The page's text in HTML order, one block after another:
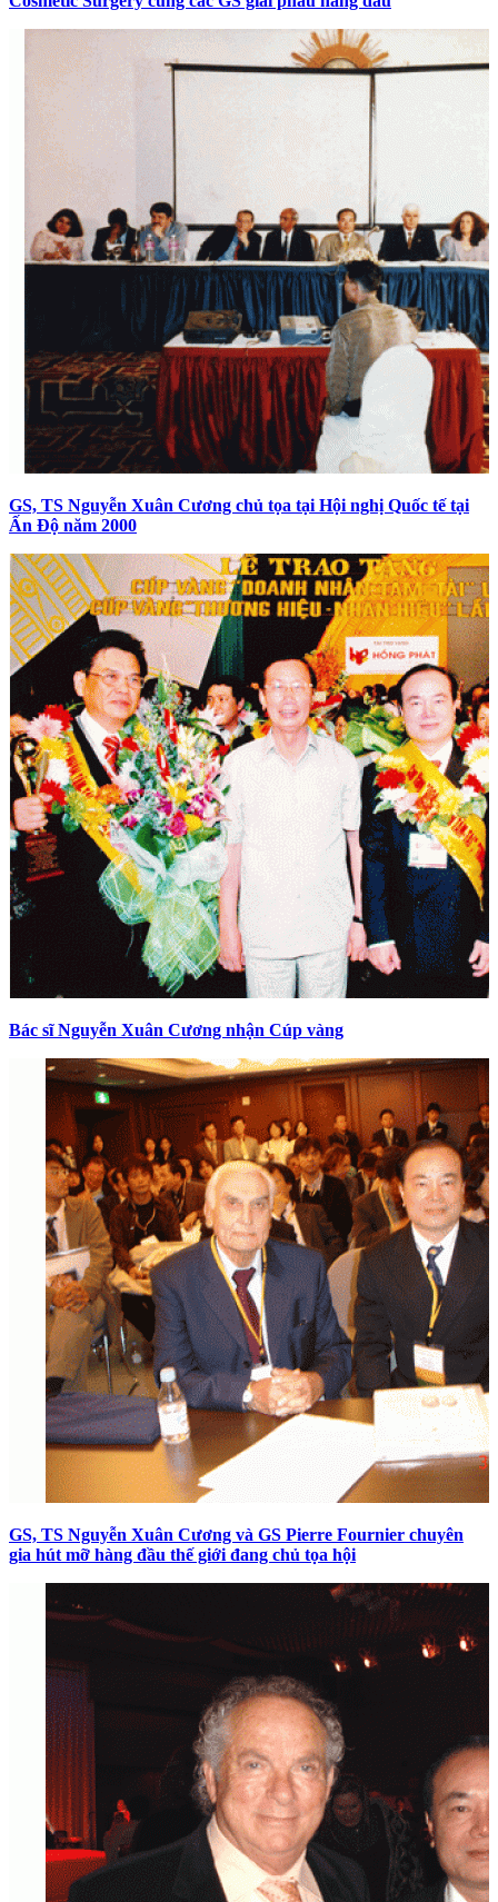
GS, TS Nguyễn Xuân Cương chủ tọa tại Hội nghị Quốc tế tại
Ấn Độ năm 2000
Bác sĩ Nguyễn Xuân Cương nhận Cúp vàng
GS, TS Nguyễn Xuân Cương và GS Pierre Fournier chuyên
gia hút mỡ hàng đầu thế giới đang chủ tọa hội